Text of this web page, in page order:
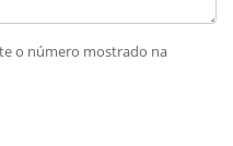
o número mostrado na